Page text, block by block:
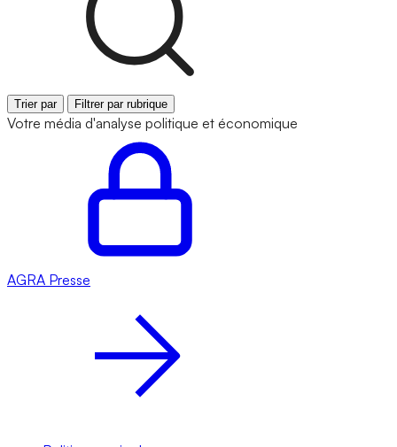
Trier par Filtrer par rubrique
Votre média d'analyse politique et économique
AGRA Presse